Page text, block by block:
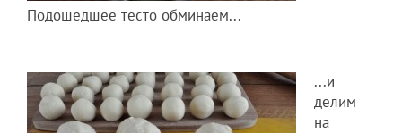
Подошедшее тесто обминаем...
...и
делим
на